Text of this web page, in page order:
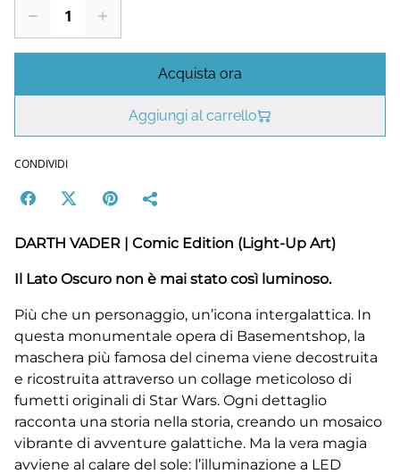
Acquista ora
Aggiungi al carrello
CONDIVIDI
DARTH VADER | Comic Edition (Light-Up Art)
Il Lato Oscuro non è mai stato così luminoso.
Più che un personaggio, un’icona intergalattica. In
questa monumentale opera di Basementshop, la
maschera più famosa del cinema viene decostruita
e ricostruita attraverso un collage meticoloso di
fumetti originali di Star Wars. Ogni dettaglio
racconta una storia nella storia, creando un mosaico
vibrante di avventure galattiche. Ma la vera magia
avviene al calare del sole: l’illuminazione a LED